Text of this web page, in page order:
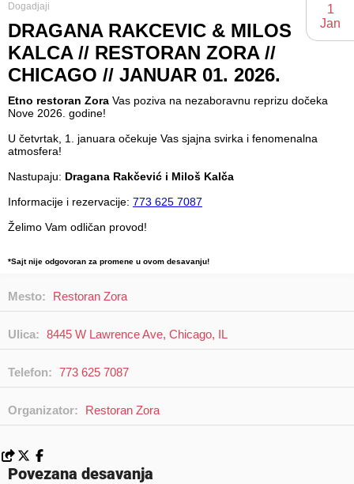
Dogadjaji
DRAGANA RAKCEVIC & MILOS
KALCA // RESTORAN ZORA //
CHICAGO // JANUAR 01. 2026.
Etno restoran Zora Vas poziva na nezaboravnu reprizu dočeka
Nove 2026. godine!
U četvrtak, 1. januara očekuje Vas sjajna svirka i fenomenalna
atmosfera!
Nastupaju: Dragana Rakčević i Miloš Kalča
Informacije i rezervacije: 773 625 7087
Želimo Vam odličan provod!
*Sajt nije odgovoran za promene u ovom desavanju!
1
Jan
Mesto: Restoran Zora
Ulica: 8445 W Lawrence Ave, Chicago, IL
Telefon: 773 625 7087
Organizator: Restoran Zora
Povezana desavanja